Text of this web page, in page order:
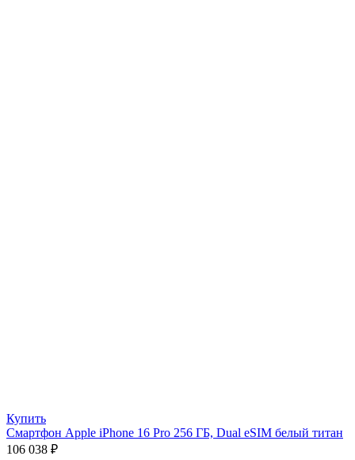
Купить
Смартфон Apple iPhone 16 Pro 256 ГБ, Dual eSIM белый титан
106 038 ₽